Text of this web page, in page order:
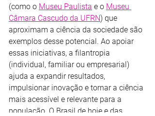
(como o Museu Paulista e o Museu
Câmara Cascudo da UFRN) que
aproximam a ciência da sociedade são
exemplos desse potencial. Ao apoiar
essas iniciativas, a filantropia
(individual, familiar ou empresarial)
ajuda a expandir resultados,
impulsionar inovação e tornar a ciência
mais acessível e relevante para a
população. O Brasil de hoje e das